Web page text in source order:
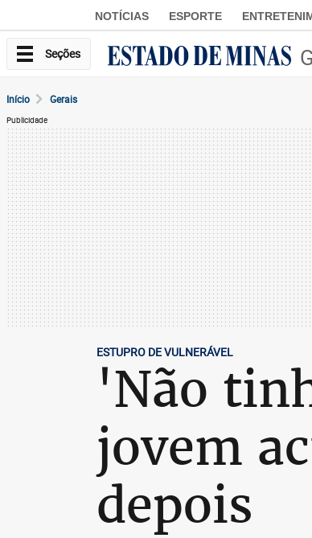
NOTÍCIAS ESPORTE
Seções
Início Gerais
Publicidade
ESTUPRO DE VULNERÁVEL
'Não
jovem
depois